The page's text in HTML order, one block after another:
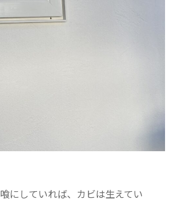
にしていれば、カビは生えてい